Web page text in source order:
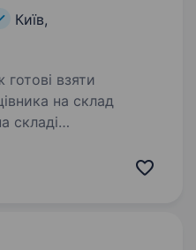
Київ,
взяти
складі